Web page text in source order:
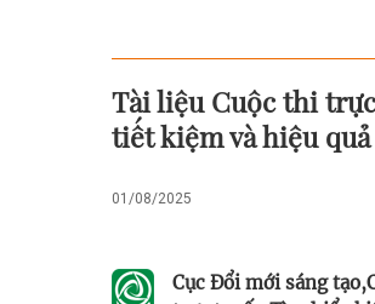
Tài liệu Cuộc thi
tiết kiệm và hiệu quả
01/08/2025
Cục Đổi mới sáng